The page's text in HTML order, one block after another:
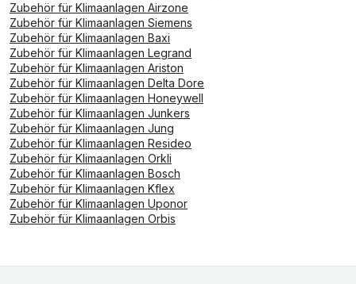
Zubehör für Klimaanlagen Airzone
Zubehör für Klimaanlagen Siemens
Zubehör für Klimaanlagen Baxi
Zubehör für Klimaanlagen Legrand
Zubehör für Klimaanlagen Ariston
Zubehör für Klimaanlagen Delta Dore
Zubehör für Klimaanlagen Honeywell
Zubehör für Klimaanlagen Junkers
Zubehör für Klimaanlagen Jung
Zubehör für Klimaanlagen Resideo
Zubehör für Klimaanlagen Orkli
Zubehör für Klimaanlagen Bosch
Zubehör für Klimaanlagen Kflex
Zubehör für Klimaanlagen Uponor
Zubehör für Klimaanlagen Orbis